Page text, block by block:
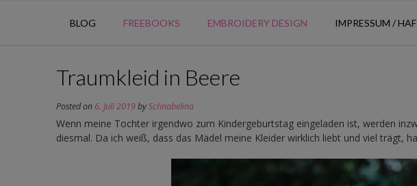
BLOG FREEBOOKS EMBROIDERY DESIGN IMPRESSUM /
Traumkleid in Beere
Posted on 6. Juli 2019bySchnabelina
Wenn meine Tochter irgendwo zum Kindergeburtstag eingeladen ist, werden
diesmal. Da ich weiß, dass das Mädel meine Kleider wirklich liebt und viel trägt,